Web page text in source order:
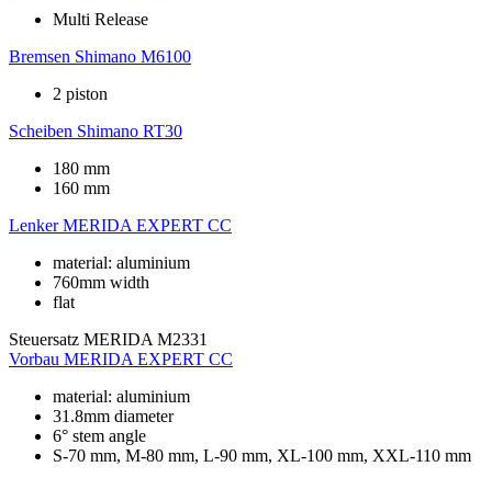
Multi Release
Bremsen Shimano M6100
2 piston
Scheiben Shimano RT30
180 mm
160 mm
Lenker MERIDA EXPERT CC
material: aluminium
760mm width
flat
Steuersatz MERIDA M2331
Vorbau MERIDA EXPERT CC
material: aluminium
31.8mm diameter
6° stem angle
S-70 mm, M-80 mm, L-90 mm, XL-100 mm, XXL-110 mm